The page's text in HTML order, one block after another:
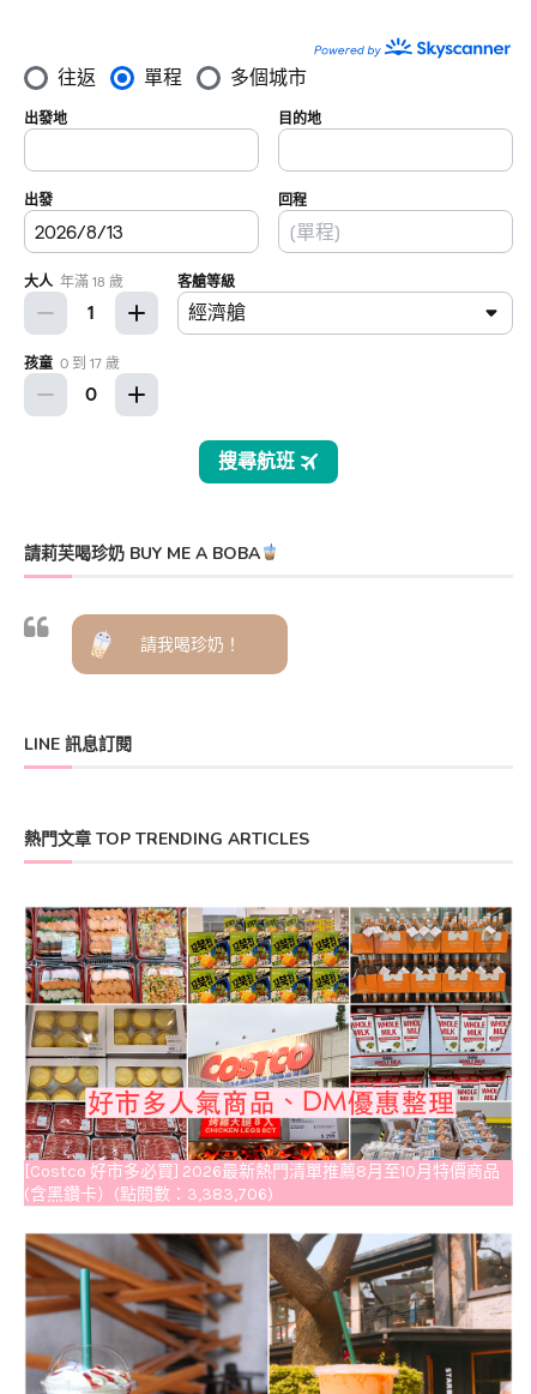
請莉芙喝珍奶 BUY ME A BOBA
請我喝珍奶！
LINE 訊息訂閱
熱門文章 TOP TRENDING ARTICLES
[Costco 好市多必買] 2026最新熱門清單推薦8月至10月特價商品
(含黑鑽卡）(點閱數：3,383,706)